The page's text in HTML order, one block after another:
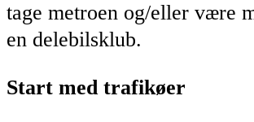
tage metroen og/eller være
en delebilsklub.
Start med trafikøer